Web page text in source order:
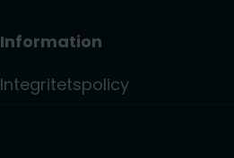
Information
Integritetspolicy